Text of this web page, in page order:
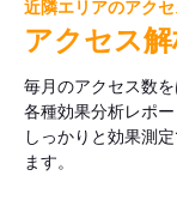
近隣エリアのアク
アクセス
毎月のアクセス数
各種効果分析レポー
しっかりと効果測
ます。